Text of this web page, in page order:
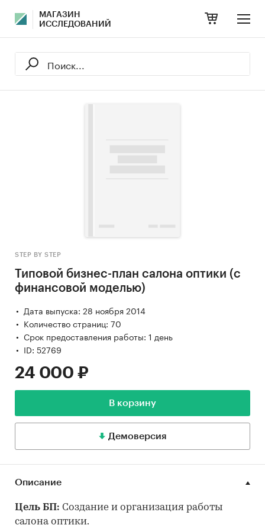
МАГАЗИН
ИССЛЕДОВАНИЙ
STEP BY STEP
Типовой бизнес-план салона оптики (с
финансовой моделью)
Дата выпуска: 28 ноября 2014
Количество страниц: 70
Срок предоставления работы: 1 день
ID: 52769
24 000 ₽
В корзину
Демоверсия
Описание
Цель БП: Создание и организация работы
салона оптики.